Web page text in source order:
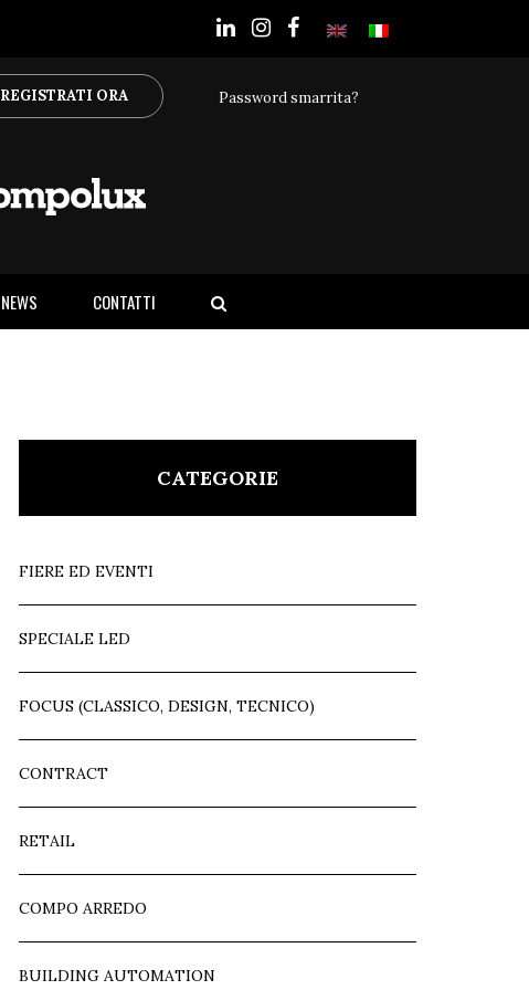
REGISTRATI ORA Password smarrita?
NEWS CONTATTI
CATEGORIE
FIERE ED EVENTI
SPECIALE LED
FOCUS (CLASSICO, DESIGN, TECNICO)
CONTRACT
RETAIL
COMPO ARREDO
BUILDING AUTOMATION